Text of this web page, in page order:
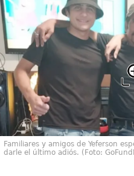
Familiares y amigos de Yeferson
darle el último adiós. (Foto: